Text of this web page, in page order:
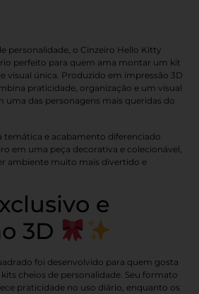
personalidade, o Cinzeiro Hello Kitty
perfeito para quem ama montar um kit
visual única. Produzido em impressão 3D
praticidade, organização e um visual
uma das personagens mais queridas do
temática e acabamento diferenciado
em uma peça decorativa e colecionável,
ambiente muito mais divertido e
e
3D
foi desenvolvido para quem gosta
cheios de personalidade. Seu formato
praticidade no uso diário, enquanto os